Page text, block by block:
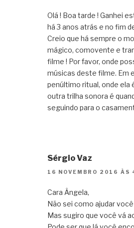
Olá ! Boa tarde ! Ganhei
há 3 anos atrás e no fim
Creio que há sempre o
mágico, comovente e
filme ! Por favor, onde
músicas deste filme. Em
penúltimo ritual, onde ela
outra trilha sonora é
seguindo para o
Sérgio Vaz
16 NOVEMBRO 2016 ÀS
Cara Ângela,
Não sei como ajudar
Mas sugiro que você vá